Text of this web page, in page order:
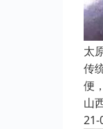
太
传
便
山
21-